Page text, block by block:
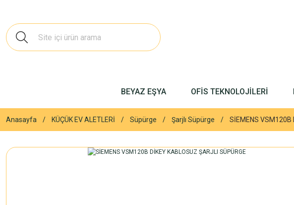
BEYAZ EŞYA OFİS TEKNOLOJİLERİ
Anasayfa KÜÇÜK EV ALETLERİ Süpürge Şarjlı Süpürge SİEMENS VSM120B